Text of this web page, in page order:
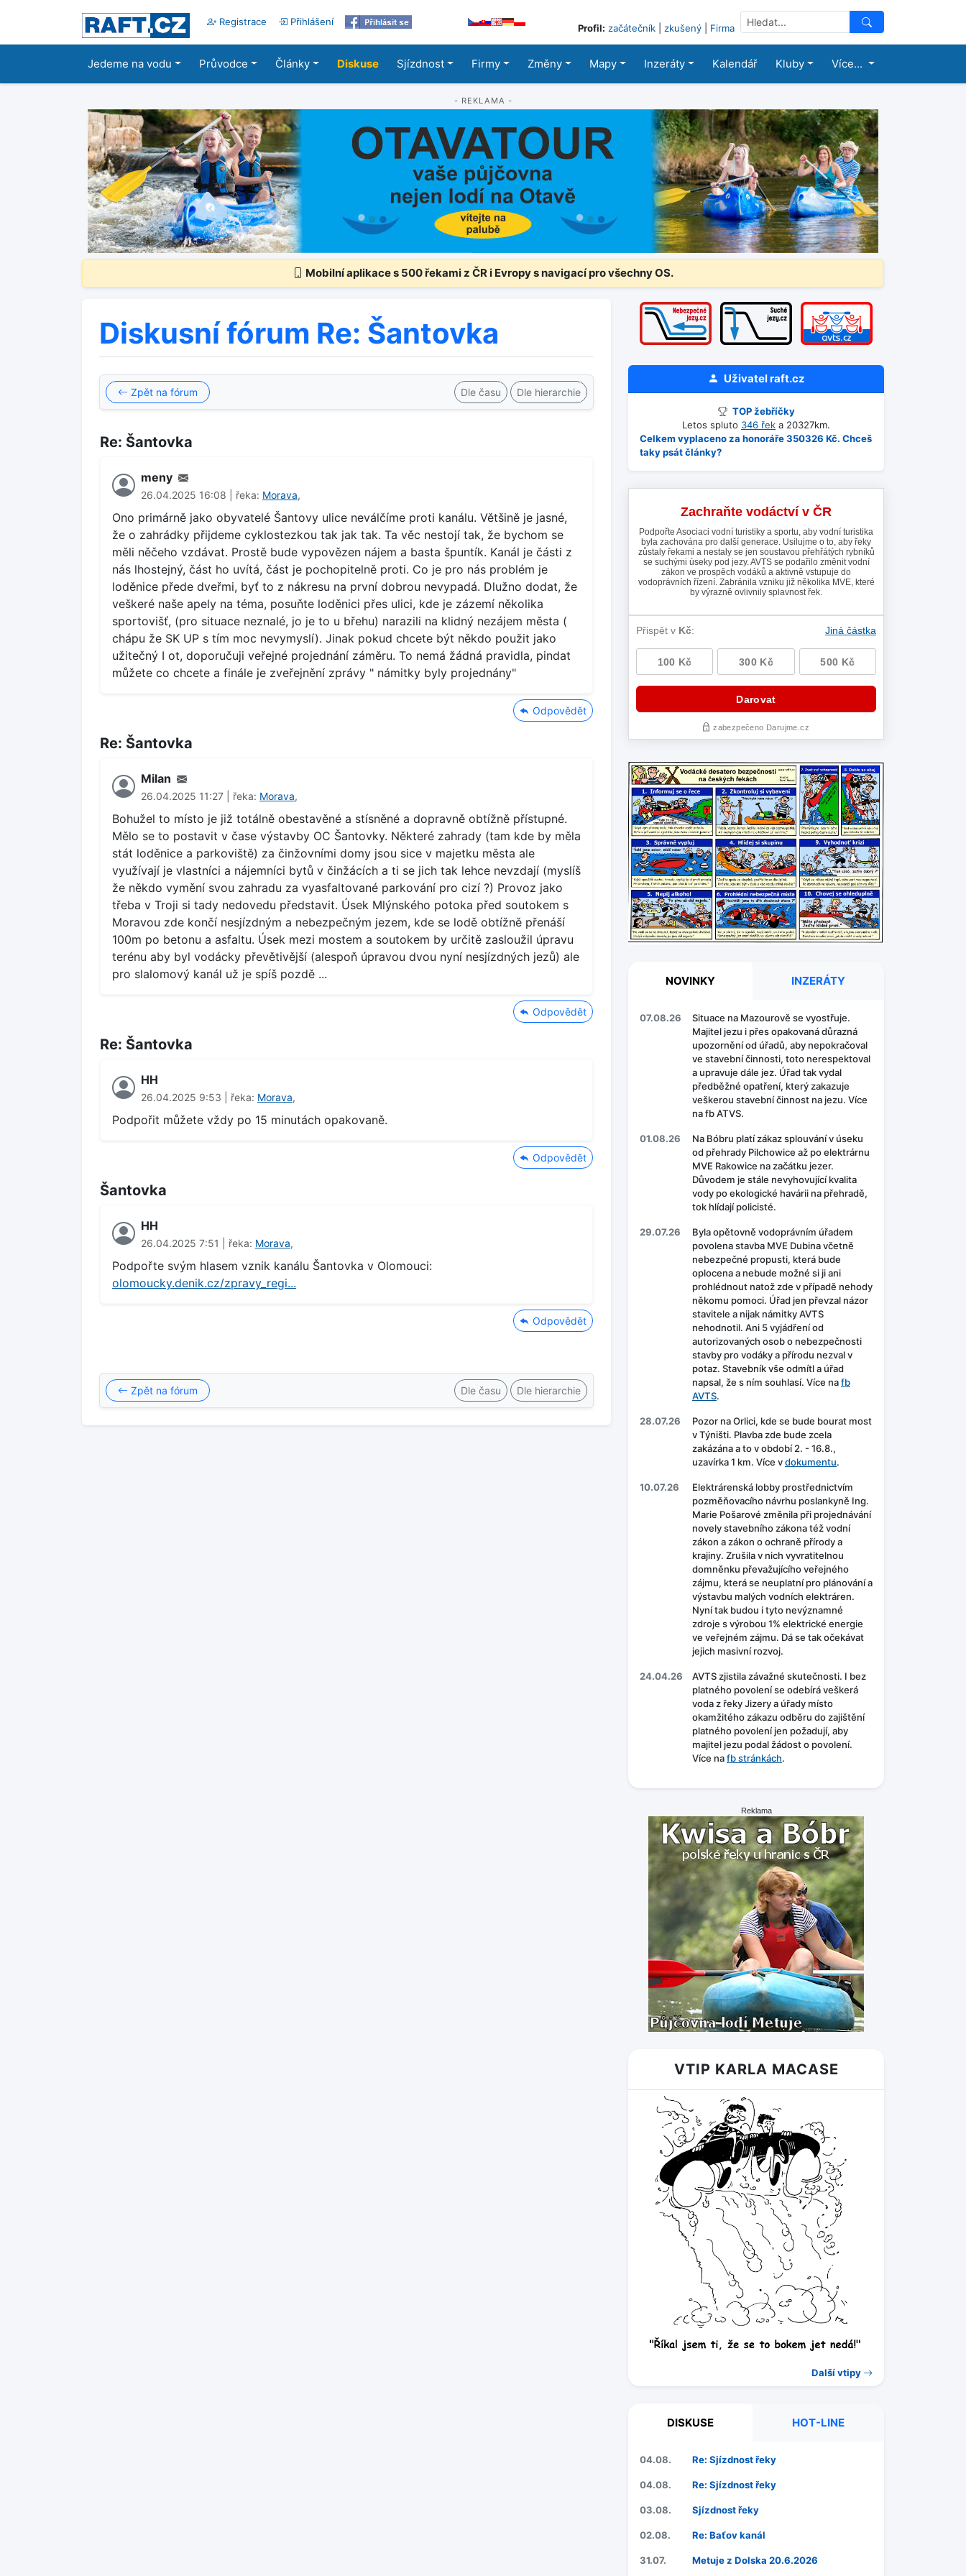
Registrace Přihlášení
Profil: začátečník zkušený Firma
Jedeme na vodu Průvodce Články Diskuse Sjízdnost Firmy Změny Mapy Inzeráty Kalendář Kluby Více...
- REKLAMA -
Mobilní aplikace s 500 řekami z ČR i Evropy s navigací pro všechny OS.
Diskusní fórum Re: Šantovka
Zpět na fórum Dle času Dle hierarchie
Re: Šantovka
meny
26.04.2025 16:08 | řeka: Morava,
Ono primárně jako obyvatelé Šantovy ulice neválčíme proti kanálu. Většině je jasné,
že o zahrádky přijdeme cyklostezkou tak jak tak. Ta věc nestojí tak, že bychom se
měli něčeho vzdávat. Prostě bude vypovězen nájem a basta špuntík. Kanál je části z
nás lhostejný, část ho uvítá, část je pochopitelně proti. Co je pro nás problém je
loděnice přede dveřmi, byť to z nákresu na první dobrou nevypadá. Dlužno dodat, že
veškeré naše apely na téma, posuňte loděnici přes ulici, kde je zázemí několika
sportovišť, (pro situace neznalé, jo je to u břehu) narazili na klidný nezájem města (
chápu že SK UP s tím moc nevymyslí). Jinak pokud chcete být někdo použit jako
užitečný I ot, doporučuji veřejné projednání záměru. To nemá žádná pravidla, pindat
můžete co chcete a finále je zveřejnění zprávy " námitky byly projednány"
Odpovědět
Re: Šantovka
Milan
26.04.2025 11:27 | řeka: Morava,
Bohužel to místo je již totálně obestavěné a stísněné a dopravně obtížně přístupné.
Mělo se to postavit v čase výstavby OC Šantovky. Některé zahrady (tam kde by měla
stát loděnice a parkoviště) za činžovními domy jsou sice v majetku města ale
využívají je vlastníci a nájemníci bytů v činžácích a ti se jich tak lehce nevzdají (myslíš
že někdo vymění svou zahradu za vyasfaltované parkování pro cizí ?) Provoz jako
třeba v Troji si tady nedovedu představit. Úsek Mlýnského potoka před soutokem s
Moravou zde končí nesjízdným a nebezpečným jezem, kde se lodě obtížně přenáší
100m po betonu a asfaltu. Úsek mezi mostem a soutokem by určitě zasloužil úpravu
terénu aby byl vodácky převětivější (alespoň úpravou dvou nyní nesjízdných jezů) ale
pro slalomový kanál už je spíš pozdě ...
Odpovědět
Re: Šantovka
HH
26.04.2025 9:53 | řeka: Morava,
Podpořit můžete vždy po 15 minutách opakovaně.
Odpovědět
Šantovka
HH
26.04.2025 7:51 | řeka: Morava,
Podpořte svým hlasem vznik kanálu Šantovka v Olomouci:
olomoucky.denik.cz/zpravy_regi...
Odpovědět
Zpět na fórum Dle času Dle hierarchie
Uživatelraft.cz
TOP žebříčky
Letos spluto 346 řek a 20327km.
Celkem vyplaceno za honoráře 350326 Kč. Chceš
taky psát články?
NOVINKY INZERÁTY
07.08.26
Situace na Mazourově se vyostřuje.
Majitel jezu i přes opakovaná důrazná
upozornění od úřadů, aby nepokračoval
ve stavební činnosti, toto nerespektoval
a upravuje dále jez. Úřad tak vydal
předběžné opatření, který zakazuje
veškerou stavební činnost na jezu. Více
na fb ATVS.
01.08.26
Na Bóbru platí zákaz splouvání v úseku
od přehrady Pilchowice až po elektrárnu
MVE Rakowice na začátku jezer.
Důvodem je stále nevyhovující kvalita
vody po ekologické havárii na přehradě,
tok hlídají policisté.
29.07.26
Byla opětovně vodoprávním úřadem
povolena stavba MVE Dubina včetně
nebezpečné propusti, která bude
oplocena a nebude možné si ji ani
prohlédnout natož zde v případě nehody
někomu pomoci. Úřad jen převzal názor
stavitele a nijak námitky AVTS
nehodnotil. Ani 5 vyjádření od
autorizovaných osob o nebezpečnosti
stavby pro vodáky a přírodu nezval v
potaz. Stavebník vše odmítl a úřad
napsal, že s ním souhlasí. Více nafb
AVTS.
28.07.26
Pozor na Orlici, kde se bude bourat most
v Týništi. Plavba zde bude zcela
zakázána a to v období 2. - 16.8.,
uzavírka 1 km. Více vdokumentu.
10.07.26
Elektrárenská lobby prostřednictvím
pozměňovacího návrhu poslankyně Ing.
Marie Pošarové změnila při projednávání
novely stavebního zákona též vodní
zákon a zákon o ochraně přírody a
krajiny. Zrušila v nich vyvratitelnou
domněnku převažujícího veřejného
zájmu, která se neuplatní pro plánování a
výstavbu malých vodních elektráren.
Nyní tak budou i tyto nevýznamné
zdroje s výrobou 1% elektrické energie
ve veřejném zájmu. Dá se tak očekávat
jejich masivní rozvoj.
24.04.26
AVTS zjistila závažné skutečnosti. I bez
platného povolení se odebírá veškerá
voda z řeky Jizery a úřady místo
okamžitého zákazu odběru do zajištění
platného povolení jen požadují, aby
majitel jezu podal žádost o povolení.
Více nafb stránkách.
Reklama
VTIP KARLA MACASE
Další vtipy
DISKUSE HOT-LINE
04.08. Re: Sjízdnost řeky
04.08. Re: Sjízdnost řeky
03.08. Sjízdnost řeky
02.08. Re: Baťov kanál
31.07. Metuje z Dolska 20.6.2026